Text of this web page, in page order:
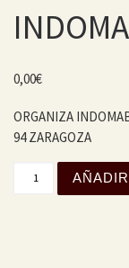
0,00€
ORGANIZA
94 ZARAGOZA
XXIII